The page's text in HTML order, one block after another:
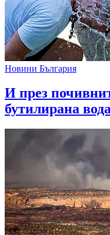
Новини България
И през
бутилирана